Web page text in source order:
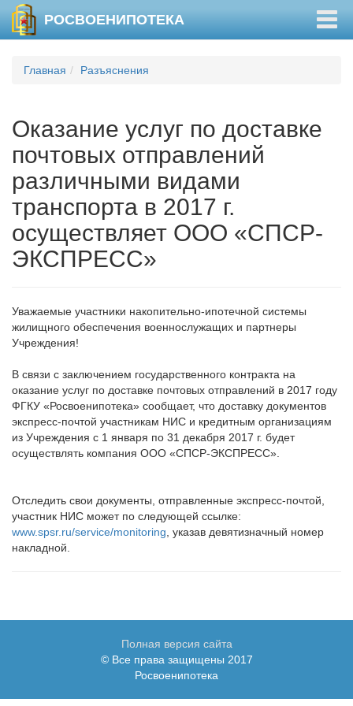
РОСВОЕНИПОТЕКА
Главная Разъяснения
Оказание услуг по доставке
почтовых отправлений
различными видами
транспорта в 2017 г.
осуществляет ООО «СПСР-
ЭКСПРЕСС»
Уважаемые участники накопительно-ипотечной системы
жилищного обеспечения военнослужащих и партнеры
Учреждения!
В связи с заключением государственного контракта на
оказание услуг по доставке почтовых отправлений в 2017 году
ФГКУ «Росвоенипотека» сообщает, что доставку документов
экспресс-почтой участникам НИС и кредитным организациям
из Учреждения с 1 января по 31 декабря 2017 г. будет
осуществлять компания ООО «СПСР-ЭКСПРЕСС».
Отследить свои документы, отправленные экспресс-почтой,
участник НИС может по следующей ссылке:
www.spsr.ru/service/monitoring , указав девятизначный номер
накладной.
Полная версия сайта
© Все права защищены 2017
Росвоенипотека